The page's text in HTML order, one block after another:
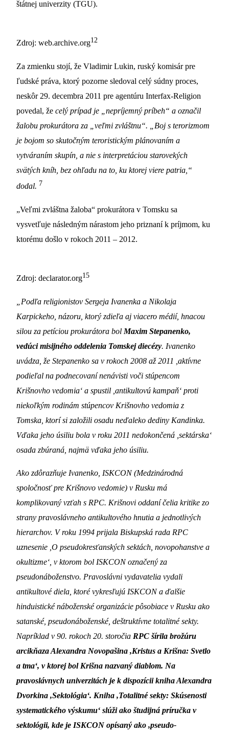
štátnej univerzity (TGU).
Zdroj: web.archive.org12
Za zmienku stojí, že Vladimir Lukin, ruský komisár pre
ľudské práva, ktorý pozorne sledoval celý súdny proces,
neskôr 29. decembra 2011 pre agentúru Interfax-Religion
povedal, že celý prípad je „nepríjemný príbeh“ a označil
žalobu prokurátora za „veľmi zvláštnu“. „Boj s terorizmom
je bojom so skutočným teroristickým plánovaním a
vytváraním skupín, a nie s interpretáciou starovekých
svätých kníh, bez ohľadu na to, ku ktorej viere patria,“
dodal. 7
„Veľmi zvláštna žaloba“ prokurátora v Tomsku sa
vysvetľuje následným nárastom jeho priznaní k príjmom, ku
ktorému došlo v rokoch 2011 – 2012.
Zdroj: declarator.org15
„Podľa religionistov Sergeja Ivanenka a Nikolaja
Karpickeho, názoru, ktorý zdieľa aj viacero médií, hnacou
silou za petíciou prokurátora bolMaxim Stepanenko,
vedúci misijného oddelenia Tomskej diecézy. Ivanenko
uvádza, že Stepanenko sa v rokoch 2008 až 2011 ,aktívne
podieľal na podnecovaní nenávisti voči stúpencom
Krišnovho vedomia‘ a spustil ,antikultovú kampaň‘ proti
niekoľkým rodinám stúpencov Krišnovho vedomia z
Tomska, ktorí si založili osadu neďaleko dediny Kandinka.
Vďaka jeho úsiliu bola v roku 2011 nedokončená ,sektárska‘
osada zbúraná, najmä vďaka jeho úsiliu.
Ako zdôrazňuje Ivanenko, ISKCON (Medzinárodná
spoločnosť pre Krišnovo vedomie) v Rusku má
komplikovaný vzťah s RPC. Krišnovi oddaní čelia kritike zo
strany pravoslávneho antikultového hnutia a jednotlivých
hierarchov. V roku 1994 prijala Biskupská rada RPC
uznesenie ,O pseudokresťanských sektách, novopohanstve a
okultizme‘, v ktorom bol ISKCON označený za
pseudonáboženstvo. Pravoslávni vydavatelia vydali
antikultové diela, ktoré vykresľujú ISKCON a ďalšie
hinduistické náboženské organizácie pôsobiace v Rusku ako
satanské, pseudonáboženské, deštruktívne totalitné sekty.
Napríklad v 90. rokoch 20. storočia RPC šírila brožúru
arcikňaza Alexandra Novopašina ,Kristus a Krišna: Svetlo
a tma‘, v ktorej bol Krišna nazvaný diablom. Na
pravoslávnych univerzitách je k dispozícii kniha Alexandra
Dvorkina ,Sektológia‘. Kniha ,Totalitné sekty: Skúsenosti
systematického výskumu‘ slúži ako študijná príručka v
sektológii, kde je ISKCON opísaný ako ,pseudo-